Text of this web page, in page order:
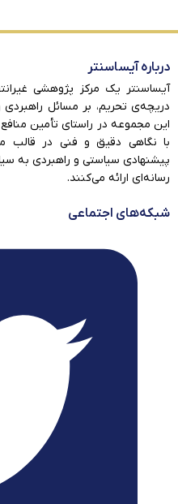
درباره آیساسنتر
آیساسنتر یک مرکز پژوهشی
دریچه‌ی تحریم، بر مسائل راهبردی
این مجموعه در راستای تأمین
با نگاهی دقیق و فنی در قالب
پیشنهادی سیاستی و راهبردی به
رسانه‌ای ارائه می‌کنند.
شبکه‌های اجتماعی